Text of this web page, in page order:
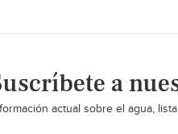
a
actual sobre el agua,